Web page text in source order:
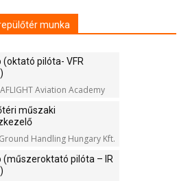
munka
(oktató pilóta- VFR
Aviation Academy
műszaki
Handling Hungary Kft.
(műszeroktató pilóta – IR